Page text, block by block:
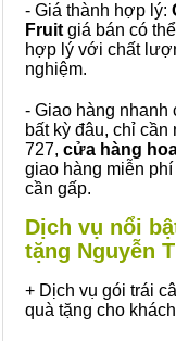
- Giá thành hợp lý:
Fruit giá bán có
hợp lý với chất
nghiệm.
- Giao hàng nhanh
bất kỳ đâu, chỉ
727, cửa hàng
giao hàng miễn
cần gấp.
Dịch vụ nổi
tặng Nguyễn
+ Dịch vụ gói trái
quà tặng cho